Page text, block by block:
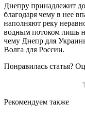
Днепру принадлежит
благодаря чему в нее
наполняют реку
водным потоком лишь
чему Днепр для
Волга для России.
Понравилась статья?
Рекомендуем также